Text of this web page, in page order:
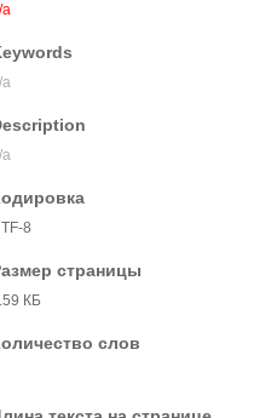
a
a
a
8
страницы
КБ
слов